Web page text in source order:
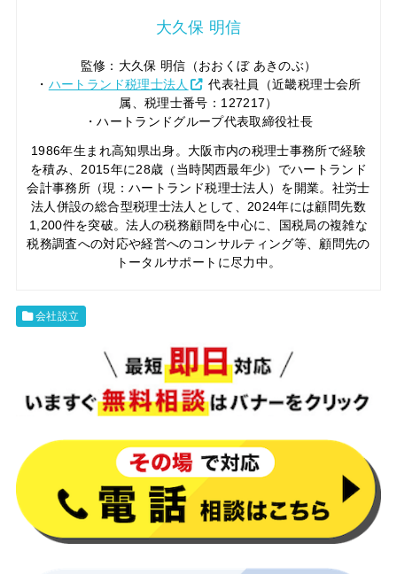
大久保 明信
監修：大久保 明信（おおくぼ あきのぶ）
・ ハートランド税理士法人
代表社員（近畿税理士会所
属、税理士番号：127217）
・ハートランドグループ代表取締役社長
1986年生まれ高知県出身。大阪市内の税理士事務所で経験
を積み、2015年に28歳（当時関西最年少）でハートランド
会計事務所（現：ハートランド税理士法人）を開業。社労士
法人併設の総合型税理士法人として、2024年には顧問先数
1,200件を突破。法人の税務顧問を中心に、国税局の複雑な
税務調査への対応や経営へのコンサルティング等、顧問先の
トータルサポートに尽力中。
会社設立